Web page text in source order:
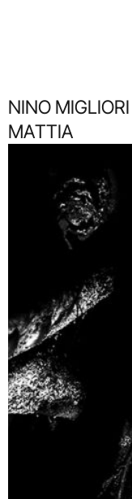
NINO
MATTIA